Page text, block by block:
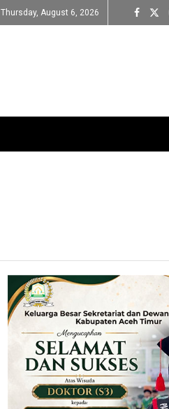
Thursday, August 6, 2026